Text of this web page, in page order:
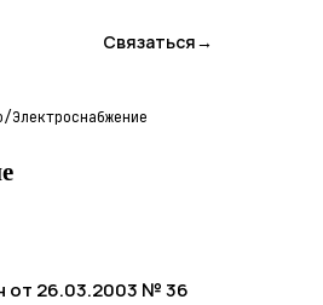
Связаться→
/Электроснабжение
от 26.03.2003 № 36